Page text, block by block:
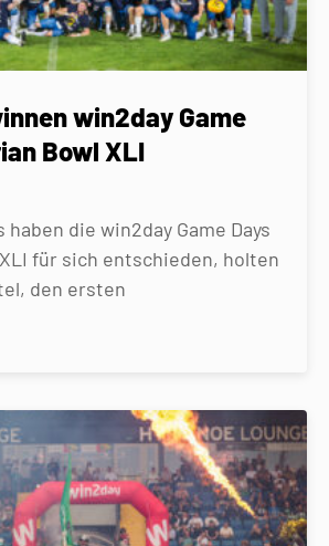
win2day Game
Bowl XLI
haben die win2day Game Days
für sich entschieden, holten
den ersten